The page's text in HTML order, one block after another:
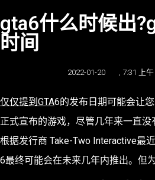
gta6什么时候出
时间
2022-01-20 7:31 上午
仅仅提到GTA6的发布日期可能会让
正式宣布的游戏，尽管几年来一直没
根据发行商 Take-Two Interactive最
6最终可能会在未来几年内推出。但